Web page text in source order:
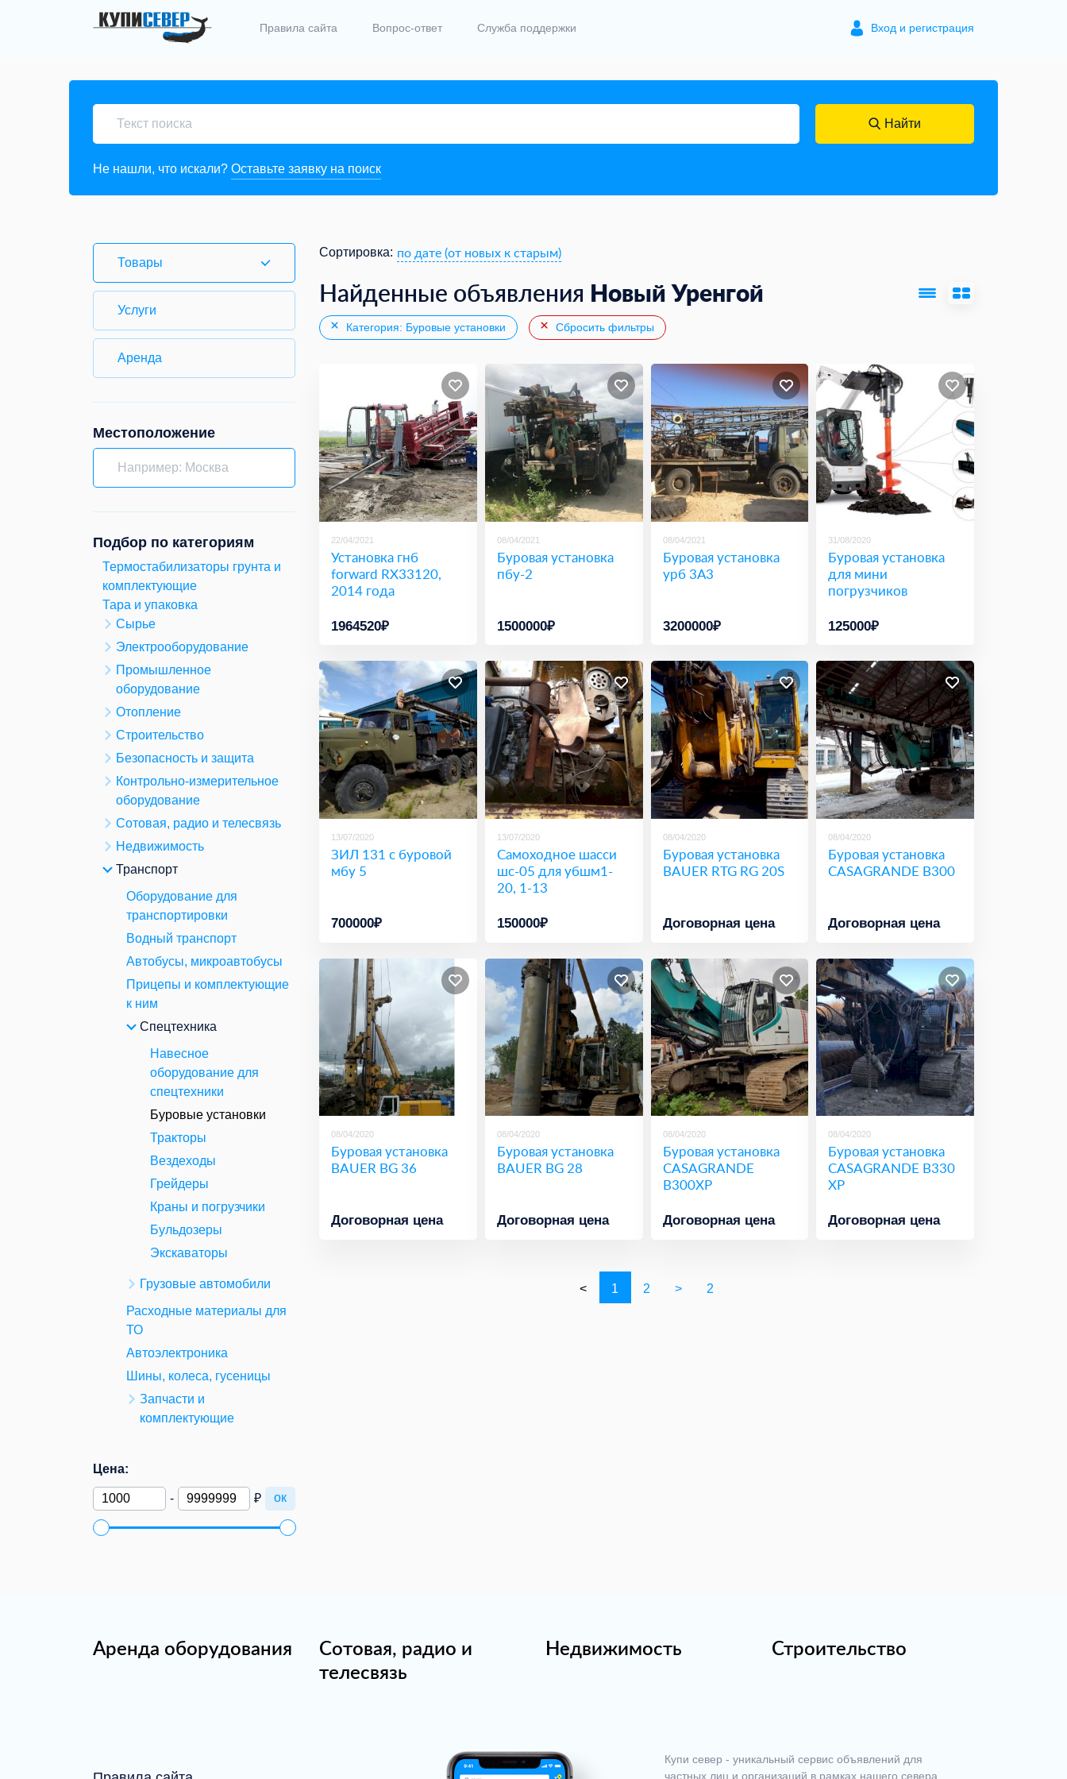
Правила сайта Вопрос-ответ Служба поддержки Вход и регистрация
Найти
Не нашли, что искали? Оставьте заявку на поиск
Товары
Услуги
Аренда
Местоположение
Подбор по категориям
Термостабилизаторы грунта и
комплектующие
Тара и упаковка
Сырье
Электрооборудование
Промышленное
оборудование
Отопление
Строительство
Безопасность и защита
Контрольно-измерительное
оборудование
Сотовая, радио и телесвязь
Недвижимость
Транспорт
Оборудование для
транспортировки
Водный транспорт
Автобусы, микроавтобусы
Прицепы и комплектующие
к ним
Спецтехника
Навесное
оборудование для
спецтехники
Буровые установки
Тракторы
Вездеходы
Грейдеры
Краны и погрузчики
Бульдозеры
Экскаваторы
Грузовые автомобили
Расходные материалы для
ТО
Автоэлектроника
Шины, колеса, гусеницы
Запчасти и
комплектующие
Цена:
- ₽ ок
Сортировка: по дате (от новых к старым)
Найденные объявления Новый Уренгой
Категория: Буровые установки Сбросить фильтры
22/04/2021
Установка гнб
forward RX33120,
2014 года
1964520₽
08/04/2021
Буровая установка
пбу-2
1500000₽
08/04/2021
Буровая установка
урб 3А3
3200000₽
31/08/2020
Буровая установка
для мини
погрузчиков
125000₽
13/07/2020
ЗИЛ 131 с буровой
мбу 5
700000₽
13/07/2020
Самоходное шасси
шс-05 для убшм1-
20, 1-13
150000₽
08/04/2020
Буровая установка
BAUER RTG RG 20S
Договорная цена
08/04/2020
Буровая установка
CASAGRANDE B300
Договорная цена
08/04/2020
Буровая установка
BAUER BG 36
Договорная цена
08/04/2020
Буровая установка
BAUER BG 28
Договорная цена
08/04/2020
Буровая установка
CASAGRANDE
B300XP
Договорная цена
08/04/2020
Буровая установка
CASAGRANDE B330
XP
Договорная цена
< 1 2 > 2
Аренда оборудования
Сотовая, радио и
телесвязь
Недвижимость Строительство
Купи север - уникальный сервис объявлений для
частных лиц и организаций в рамках нашего севера.